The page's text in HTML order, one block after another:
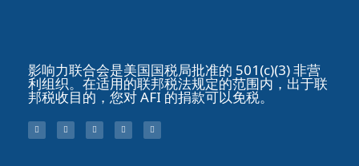
影响力联合会是美国国税局批准的 501(c)(3) 非营
利组织。在适用的联邦税法规定的范围内，出于联
邦税收目的，您对 AFI 的捐款可以免税。